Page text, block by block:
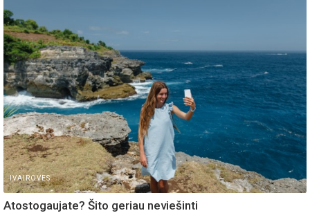
IVAIROVES
Atostogaujate? Šito geriau neviešinti